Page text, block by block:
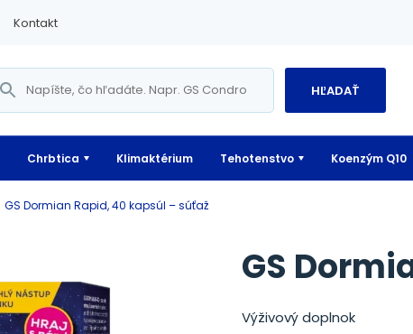
Kontakt
HĽADAŤ
Chrbtica Klimaktérium Tehotenstvo Koenzým Q10
GS Dormian Rapid, 40 kapsúl – súťaž
GS
Výživový doplnok